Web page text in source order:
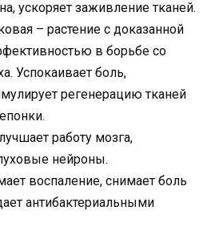
ускоряет заживление тканей.
– растение с доказанной
в борьбе со
Успокаивает боль,
регенерацию тканей
работу мозга,
нейроны.
воспаление, снимает боль
антибактериальными